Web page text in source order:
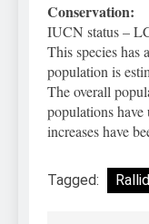
Conservation:
IUCN status –
This species has
population is
The overall
populations
increases have
Tagged: